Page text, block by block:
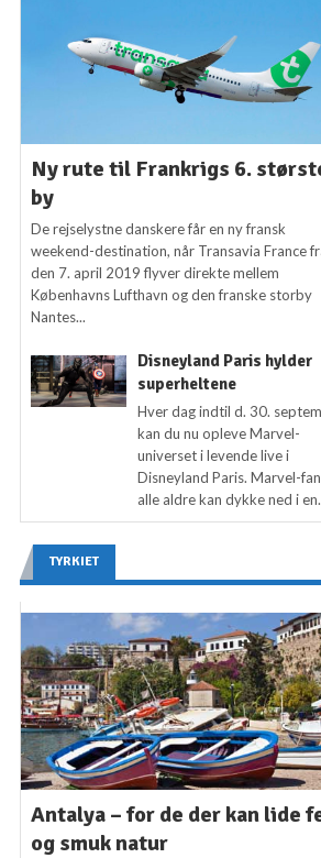
Ny rute til Frankrigs 6.
by
De rejselystne danskere får en ny fransk
weekend-destination, når Transavia France
den 7. april 2019 flyver direkte mellem
Københavns Lufthavn og den franske storby
Nantes...
Disneyland Paris hylder
superheltene
Hver dag indtil d. 30.
kan du nu opleve Marvel-
universet i levende live i
Disneyland Paris. Marvel-
alle aldre kan dykke ned i
TYRKIET
Antalya – for de der kan lide
og smuk natur